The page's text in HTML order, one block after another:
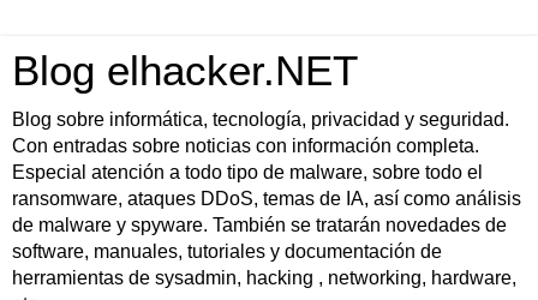
Blog elhacker.NET
Blog sobre informática, tecnología, privacidad y seguridad.
Con entradas sobre noticias con información completa.
Especial atención a todo tipo de malware, sobre todo el
ransomware, ataques DDoS, temas de IA, así como análisis
de malware y spyware. También se tratarán novedades de
software, manuales, tutoriales y documentación de
herramientas de sysadmin, hacking , networking, hardware,